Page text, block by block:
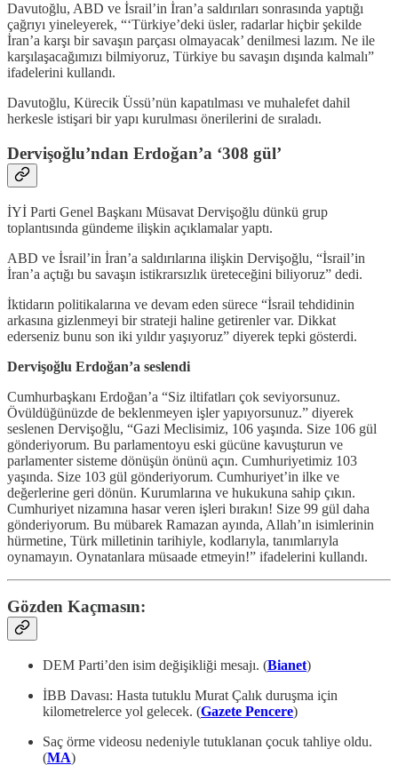
Davutoğlu, ABD ve İsrail’in İran’a saldırıları sonrasında yaptığı
çağrıyı yineleyerek, “‘Türkiye’deki üsler, radarlar hiçbir şekilde
İran’a karşı bir savaşın parçası olmayacak’ denilmesi lazım. Ne ile
karşılaşacağımızı bilmiyoruz, Türkiye bu savaşın dışında kalmalı”
ifadelerini kullandı.
Davutoğlu, Kürecik Üssü’nün kapatılması ve muhalefet dahil
herkesle istişari bir yapı kurulması önerilerini de sıraladı.
Dervişoğlu’ndan Erdoğan’a ‘308 gül’
İYİ Parti Genel Başkanı Müsavat Dervişoğlu dünkü grup
toplantısında gündeme ilişkin açıklamalar yaptı.
ABD ve İsrail’in İran’a saldırılarına ilişkin Dervişoğlu, “İsrail’in
İran’a açtığı bu savaşın istikrarsızlık üreteceğini biliyoruz” dedi.
İktidarın politikalarına ve devam eden sürece “İsrail tehdidinin
arkasına gizlenmeyi bir strateji haline getirenler var. Dikkat
ederseniz bunu son iki yıldır yaşıyoruz” diyerek tepki gösterdi.
Dervişoğlu Erdoğan’a seslendi
Cumhurbaşkanı Erdoğan’a “Siz iltifatları çok seviyorsunuz.
Övüldüğünüzde de beklenmeyen işler yapıyorsunuz.” diyerek
seslenen Dervişoğlu, “Gazi Meclisimiz, 106 yaşında. Size 106 gül
gönderiyorum. Bu parlamentoyu eski gücüne kavuşturun ve
parlamenter sisteme dönüşün önünü açın. Cumhuriyetimiz 103
yaşında. Size 103 gül gönderiyorum. Cumhuriyet’in ilke ve
değerlerine geri dönün. Kurumlarına ve hukukuna sahip çıkın.
Cumhuriyet nizamına hasar veren işleri bırakın! Size 99 gül daha
gönderiyorum. Bu mübarek Ramazan ayında, Allah’ın isimlerinin
hürmetine, Türk milletinin tarihiyle, kodlarıyla, tanımlarıyla
oynamayın. Oynatanlara müsaade etmeyin!” ifadelerini kullandı.
Gözden Kaçmasın:
DEM Parti’den isim değişikliği mesajı. (Bianet)
İBB Davası: Hasta tutuklu Murat Çalık duruşma için
kilometrelerce yol gelecek. (Gazete Pencere)
Saç örme videosu nedeniyle tutuklanan çocuk tahliye oldu.
(MA)